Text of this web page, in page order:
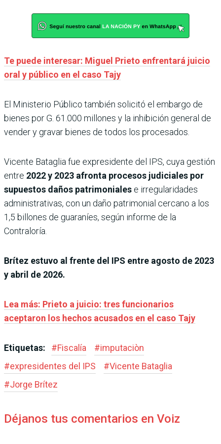
Te puede interesar: Miguel Prieto enfrentará juicio
oral y público en el caso Tajy
El Ministerio Público también solicitó el embargo de
bienes por G. 61.000 millones y la inhibición general de
vender y gravar bienes de todos los procesados.
Vicente Bataglia fue expresidente del IPS, cuya gestión
entre 2022 y 2023 afronta procesos judiciales por
supuestos daños patrimoniales e irregularidades
administrativas, con un daño patrimonial cercano a los
1,5 billones de guaraníes, según informe de la
Contraloría.
Brítez estuvo al frente del IPS entre agosto de 2023
y abril de 2026.
Lea más: Prieto a juicio: tres funcionarios
aceptaron los hechos acusados en el caso Tajy
Etiquetas: #Fiscalía #imputaciòn
#expresidentes del IPS #Vicente Bataglia
#Jorge Brítez
Déjanos tus comentarios en Voiz